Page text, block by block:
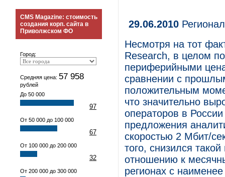
CMS Magazine: стоимость
создания корп. сайта в
Приволжском ФО
Город:
Средняя цена: 57 958
рублей
До 50 000
97
От 50 000 до 100 000
67
От 100 000 до 200 000
32
От 200 000 до 300 000
29.06.2010
Несмотря на тот
Research, в целом
периферийными
сравнении с
положительным
что значительно
операторов в
предложения
скоростью 2 Мбит/
того, снизился
отношению к
регионах с